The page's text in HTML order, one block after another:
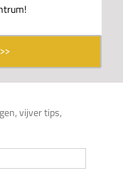
vijver tips,